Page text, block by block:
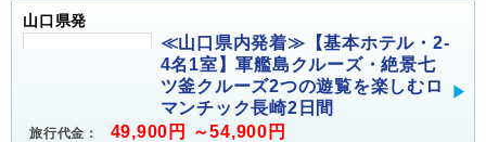
山口県発
≪山口県内発着≫【基本ホテル・2-
4名1室】軍艦島クルーズ・絶景七
ツ釜クルーズ2つの遊覧を楽しむロ
マンチック長崎2日間
旅行代金： 49,900円 ～54,900円